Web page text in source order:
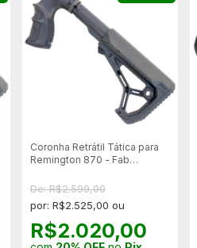
Coronha Retrátil Tática para
Remington 870 - Fab
De: R$2.599,00
por: R$2.525,00 ou
R$2.020,00